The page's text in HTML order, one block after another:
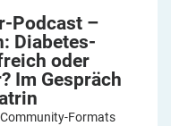
Podcast –
Diabetes-
oder
Im Gespräch
Formats